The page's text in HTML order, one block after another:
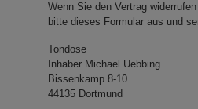
Wenn Sie den Vertrag
bitte dieses Formular aus und
Tondose
Inhaber Michael Uebbing
Bissenkamp 8-10
44135 Dortmund